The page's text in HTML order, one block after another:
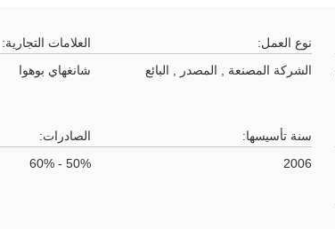
نوع العمل:
الشركة المصنعة , المصدر , البائع
العلامات التجارية:
شانغهاي بوهوا
سنة تأسيسها:
2006
الصادرات:
50% - 60%